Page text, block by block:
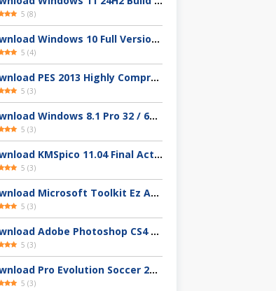
5 (8)
Download Windows 10 Full Version Terbaru 2025
5 (4)
Download PES 2013 Highly Compressed Full Version
5 (3)
Download Windows 8.1 Pro 32 / 64-bit ISO (Terbaru 2025)
5 (3)
Download KMSpico 11.04 Final Activator Terbaru
5 (3)
Download Microsoft Toolkit Ez Activator 2.7.4 Gratis
5 (3)
Download Adobe Photoshop CS4 32 / 64-Bit Full Version Gratis
5 (3)
Download Pro Evolution Soccer 2013 Full Version
5 (3)